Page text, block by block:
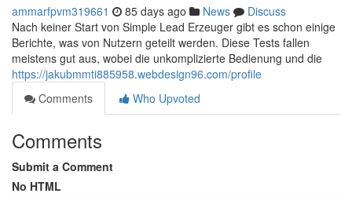
ammarfpvm319661 85 days ago News
Discuss
Nach keiner Start von Simple Lead Erzeuger gibt es schon einige
Berichte, was von Nutzern geteilt werden. Diese Tests fallen
meistens gut aus, wobei die unkomplizierte Bedienung und die
https://jakubmmti885958.webdesign96.com/profile
Comments
Who Upvoted
Comments
Submit a Comment
No HTML